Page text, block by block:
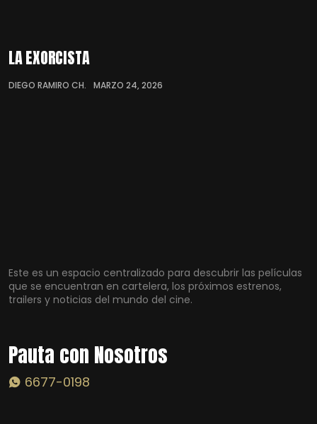
LA EXORCISTA
DIEGO RAMIRO CH. MARZO 24, 2026
Este es un espacio centralizado para descubrir las películas
que se encuentran en cartelera, los próximos estrenos,
trailers y noticias del mundo del cine.
Pauta con Nosotros
6677-0198